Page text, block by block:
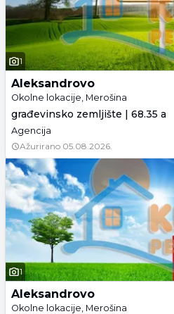
1
Aleksandrovo
Okolne lokacije, Merošina
građevinsko zemljište | 68.35 a
Agencija
Ažurirano 05.08.2026.
1
Aleksandrovo
Okolne lokacije, Merošina